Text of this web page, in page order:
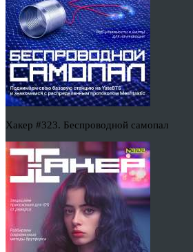
Хакер #323. Беспроводной самопал